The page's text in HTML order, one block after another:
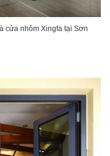
cửa nhôm Xingfa tại Sơn